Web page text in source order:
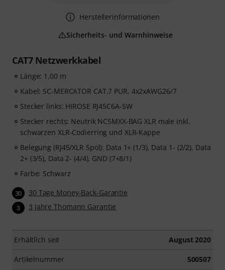
CAT7 Netzwerkkabel
Länge: 1,00 m
Kabel: SC-MERCATOR CAT.7 PUR, 4x2xAWG26/7
Stecker links: HIROSE RJ45C6A-SW
Stecker rechts: Neutrik NC5MXX-BAG XLR male inkl.
schwarzen XLR-Codierring und XLR-Kappe
Belegung (RJ45/XLR 5pol): Data 1+ (1/3), Data 1- (2/2), Data
2+ (3/5), Data 2- (4/4), GND (7+8/1)
Farbe: Schwarz
30 30 Tage Money-Back-Garantie
3 3 Jahre Thomann Garantie
Erhältlich seit August 2020
Artikelnummer 500507
Herstellerinformationen
Sicherheits- und Warnhinweise